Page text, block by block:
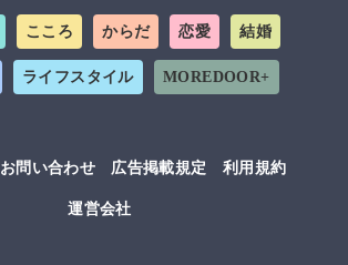
こころ からだ 恋愛 結婚
ライフスタイル MOREDOOR+
お問い合わせ 広告掲載規定
利用規約
運営会社